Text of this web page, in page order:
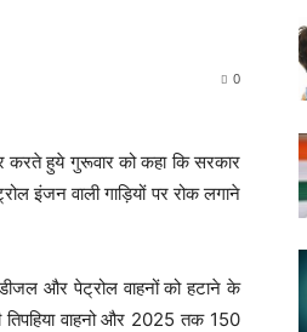
0
करते हुये गुरूवार को कहा कि सरकार
इंजन वाली गाड़ियों पर रोक लगाने
और पेट्रोल वाहनों को हटाने के
वाहनो और 2025 तक 150